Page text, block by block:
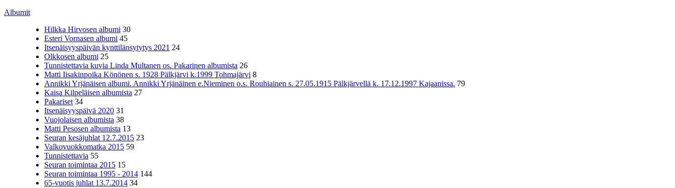
Albumit
Hilkka Hirvosen albumi 30
Esteri Vornasen albumi 45
Itsenäisyyspäivän kynttilänsytytys 2021 24
Olkkosen albumi 25
Tunnistettavia kuvia Linda Multanen os. Pakarinen albumista 26
Matti Iisakinpoika Könönen s. 1928 Pälkjärvi k.1999 Tohmajärvi 8
Annikki Yrjänäisen albumi. Annikki Yrjänäinen e.Nieminen o.s. Rouhiainen s. 27.05.1915 Pälkjärvellä k. 17.12.1997 Kajaanissa. 79
Kaisa Kilpeläisen albumista 27
Pakariset 34
Itsenäisyyspäivä 2020 31
Vuojolaisen albumista 38
Matti Pesosen albumista 13
Seuran kesäjuhlat 12.7.2015 23
Valkovuokkomatka 2015 59
Tunnistettavia 55
Seuran toimintaa 2015 15
Seuran toimintaa 1995 - 2014 144
65-vuotis juhlat 13.7.2014 34